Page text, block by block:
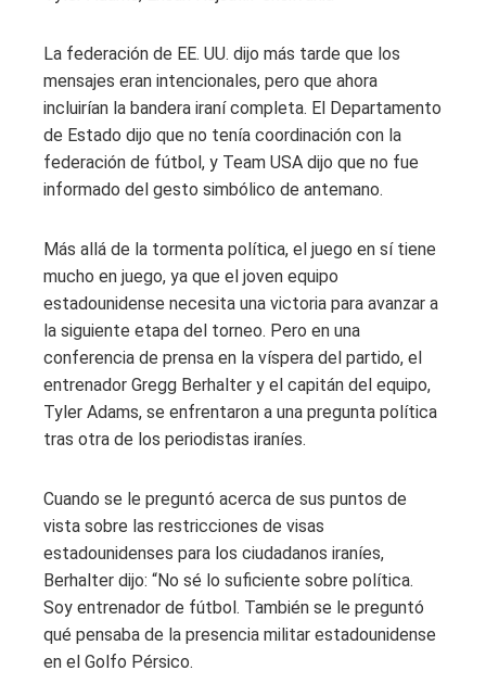
La federación de EE. UU. dijo más tarde que los
mensajes eran intencionales, pero que ahora
incluirían la bandera iraní completa. El Departamento
de Estado dijo que no tenía coordinación con la
federación de fútbol, ​​y Team USA dijo que no fue
informado del gesto simbólico de antemano.
Más allá de la tormenta política, el juego en sí tiene
mucho en juego, ya que el joven equipo
estadounidense necesita una victoria para avanzar a
la siguiente etapa del torneo. Pero en una
conferencia de prensa en la víspera del partido, el
entrenador Gregg Berhalter y el capitán del equipo,
Tyler Adams, se enfrentaron a una pregunta política
tras otra de los periodistas iraníes.
Cuando se le preguntó acerca de sus puntos de
vista sobre las restricciones de visas
estadounidenses para los ciudadanos iraníes,
Berhalter dijo: “No sé lo suficiente sobre política.
Soy entrenador de fútbol. También se le preguntó
qué pensaba de la presencia militar estadounidense
en el Golfo Pérsico.